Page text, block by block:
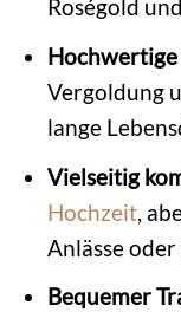
Roségold
Vergoldung
lange
Vielseitig
Hochzeit,
Anlässe
Bequemer